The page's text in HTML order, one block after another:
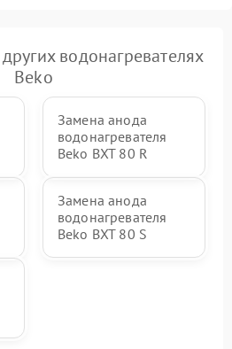
водонагревателях
Beko
Замена анода
водонагревателя
Beko BXT 80 R
Замена анода
водонагревателя
Beko BXT 80 S